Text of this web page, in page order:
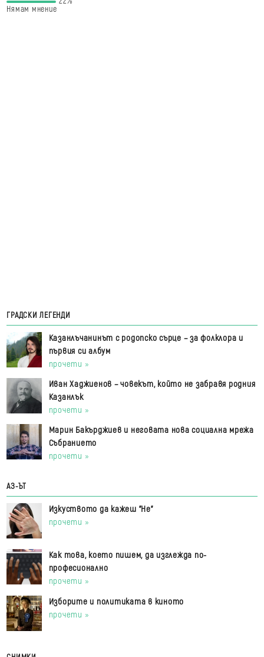
Нямам мнение
ГРАДСКИ ЛЕГЕНДИ
Казанлъчанинът с родопско сърце – за фолклора и
първия си албум
прочети »
Иван Хаджиенов – човекът, който не забравя родния
Казанлък
прочети »
Марин Бакърджиев и неговата нова социална мрежа
Събранието
прочети »
АЗ-ЪТ
Изкуството да кажеш "Не"
прочети »
Как това, което пишем, да изглежда по-
професионално
прочети »
Изборите и политиката в киното
прочети »